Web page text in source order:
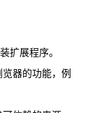
扩展程序。
器的功能，例